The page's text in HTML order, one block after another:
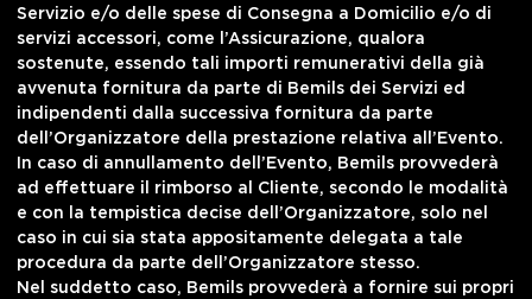
Servizio e/o delle spese di Consegna a Domicilio e/o di
servizi accessori, come l’Assicurazione, qualora
sostenute, essendo tali importi remunerativi della già
avvenuta fornitura da parte di Bemils dei Servizi ed
indipendenti dalla successiva fornitura da parte
dell’Organizzatore della prestazione relativa all’Evento.
In caso di annullamento dell’Evento, Bemils provvederà
ad effettuare il rimborso al Cliente, secondo le modalità
e con la tempistica decise dell’Organizzatore, solo nel
caso in cui sia stata appositamente delegata a tale
procedura da parte dell’Organizzatore stesso.
Nel suddetto caso, Bemils provvederà a fornire sui propri